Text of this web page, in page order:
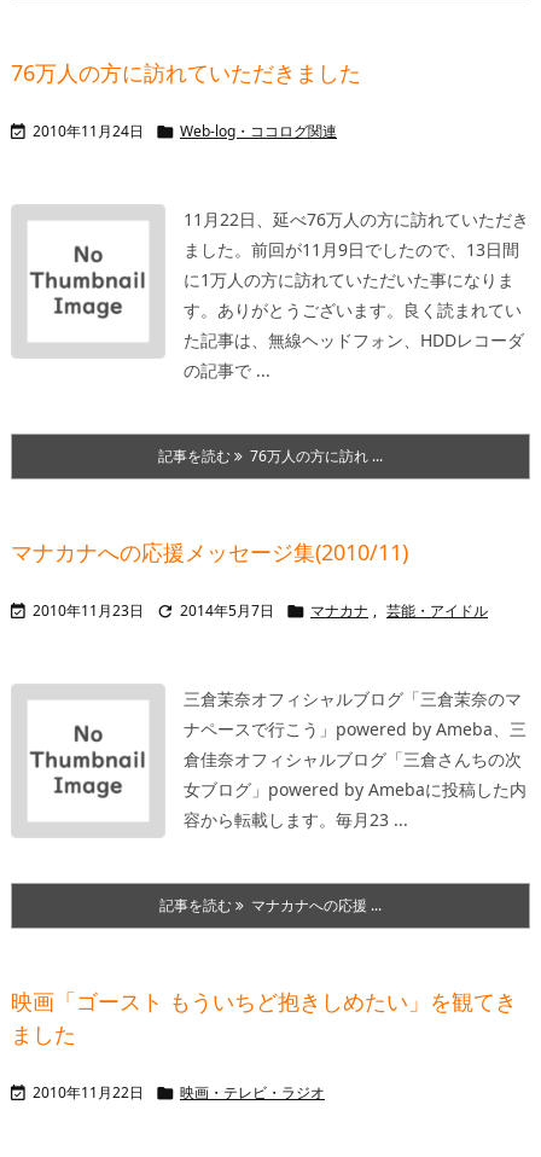
76万人の方に訪れていただきました
 2010年11月24日  Web-log・ココログ関連
11月22日、延べ76万人の方に訪れていただき
ました。前回が11月9日でしたので、13日間
に1万人の方に訪れていただいた事になりま
す。ありがとうございます。 良く読まれてい
た記事は、無線ヘッドフォン、HDDレコーダ
の記事で ...
記事を読む 76万人の方に訪れ ...
マナカナへの応援メッセージ集(2010/11)
 2010年11月23日  2014年5月7日  マナカナ , 芸能・アイドル
三倉茉奈オフィシャルブログ「三倉茉奈のマ
ナペースで行こう」 powered by Ameba、三
倉佳奈オフィシャルブログ「三倉さんちの次
女ブログ」powered by Amebaに投稿した内
容から転載します。毎月23 ...
記事を読む マナカナへの応援 ...
映画「ゴースト もういちど抱きしめたい」を観てき
ました
 2010年11月22日  映画・テレビ・ラジオ